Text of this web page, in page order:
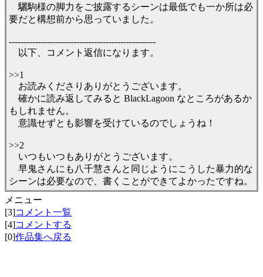
驪駒様の脚力をご披露するシーンは最低でも一か所は必
要だと構想前から思っていました。
--------------------------------------------------
以下、コメント返信になります。
>>1
お読みくださりありがとうございます。
確かに読み返してみると BlackLagoon なところがあるか
もしれません。
意識せずとも影響を受けているのでしょうね！
>>2
いつもいつもありがとうございます。
早鬼さんにも八千慧さんと同じようにこうした暴力的な
シーンは必要なので、書くことができてよかったですね。
メニュー
[3]コメント一覧
[4]コメントする
[0]作品集へ戻る